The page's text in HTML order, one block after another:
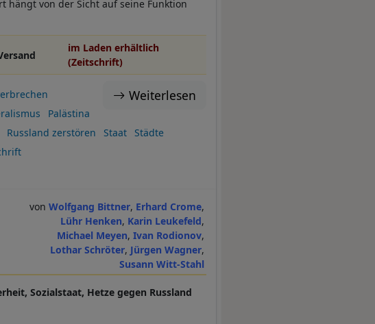
hängt von der Sicht auf seine Funktion
im Laden erhältlich
(Zeitschrift)
Weiterlesen
Palästina
Russland zerstören Staat
Städte
Wolfgang Bittner Erhard Crome
Lühr Henken Karin Leukefeld
Michael Meyen Ivan Rodionov
Lothar Schröter Jürgen Wagner
Susann Witt-Stahl
Sozialstaat, Hetze gegen Russland